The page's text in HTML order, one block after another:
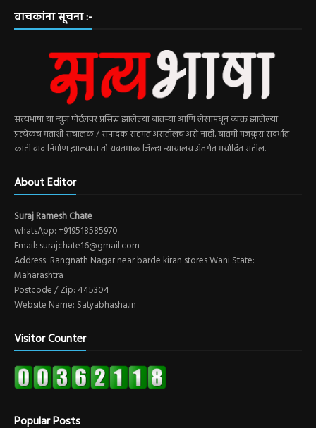
वाचकांना सूचना :-
सत्यभाषा या न्युज पोर्टलवर प्रसिद्ध झालेल्या बातम्या आणि लेखामधून व्यक्त झालेल्या
प्रत्येकच मताशी संचालक / संपादक सहमत असतीलच असे नाही. बातमी मजकुरा संदर्भात
काही वाद निर्माण झाल्यास तो यवतमाळ जिल्हा न्यायालय अंतर्गत मर्यादित राहील.
About Editor
Suraj Ramesh Chate
whatsApp: +919518585970
Email: surajchate16@gmail.com
Address: Rangnath Nagar near barde kiran stores Wani State:
Maharashtra
Postcode / Zip: 445304
Website Name: Satyabhasha.in
Visitor Counter
Popular Posts